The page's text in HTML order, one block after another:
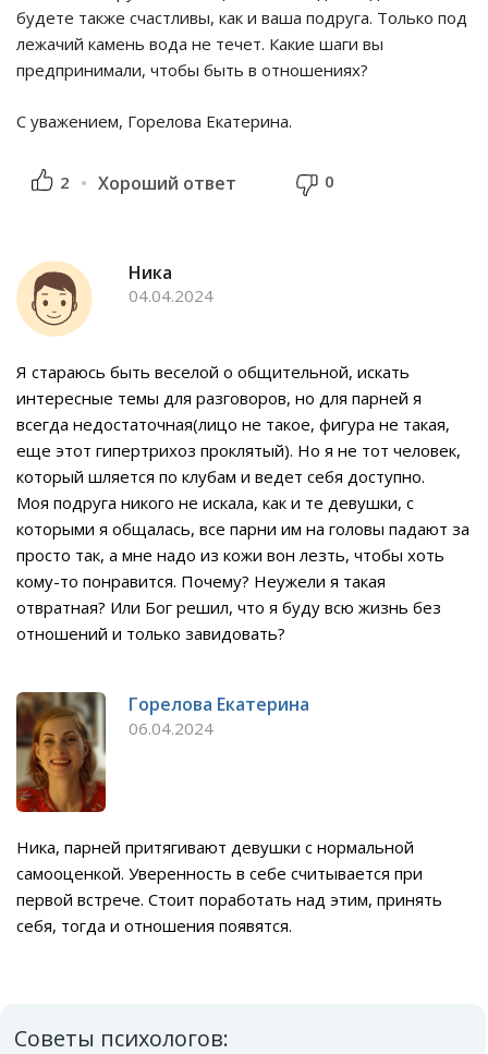
будете также счастливы, как и ваша подруга. Только под
лежачий камень вода не течет. Какие шаги вы
предпринимали, чтобы быть в отношениях?
С уважением, Горелова Екатерина.
2 Хороший ответ 0
Ника
04.04.2024
Я стараюсь быть веселой о общительной, искать
интересные темы для разговоров, но для парней я
всегда недостаточная(лицо не такое, фигура не такая,
еще этот гипертрихоз проклятый). Но я не тот человек,
который шляется по клубам и ведет себя доступно.
Моя подруга никого не искала, как и те девушки, с
которыми я общалась, все парни им на головы падают за
просто так, а мне надо из кожи вон лезть, чтобы хоть
кому-то понравится. Почему? Неужели я такая
отвратная? Или Бог решил, что я буду всю жизнь без
отношений и только завидовать?
Горелова Екатерина
06.04.2024
Ника, парней притягивают девушки с нормальной
самооценкой. Уверенность в себе считывается при
первой встрече. Стоит поработать над этим, принять
себя, тогда и отношения появятся.
Советы психологов: